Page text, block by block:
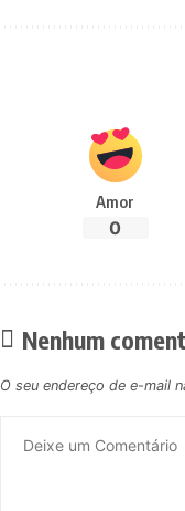
Amor
0
Nenhum
O seu endereço de e-mail